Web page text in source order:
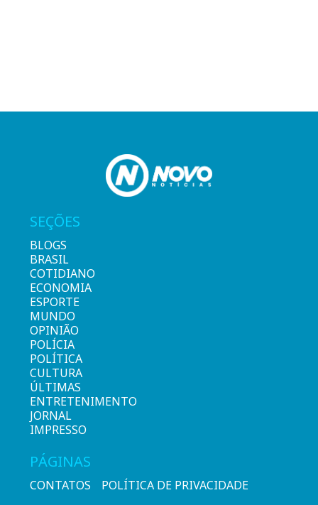
SEÇÕES
BLOGS
BRASIL
COTIDIANO
ECONOMIA
ESPORTE
MUNDO
OPINIÃO
POLÍCIA
POLÍTICA
CULTURA
ÚLTIMAS
ENTRETENIMENTO
JORNAL
IMPRESSO
PÁGINAS
CONTATOS POLÍTICA DE PRIVACIDADE